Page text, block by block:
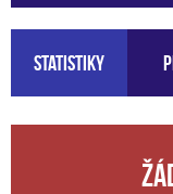
Statistiky